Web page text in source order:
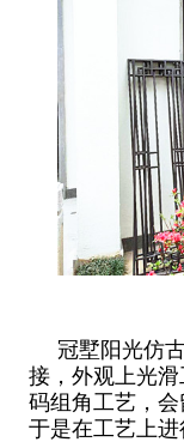
冠墅阳光仿
接，外观上光
码组角工艺，会
于是在工艺上进